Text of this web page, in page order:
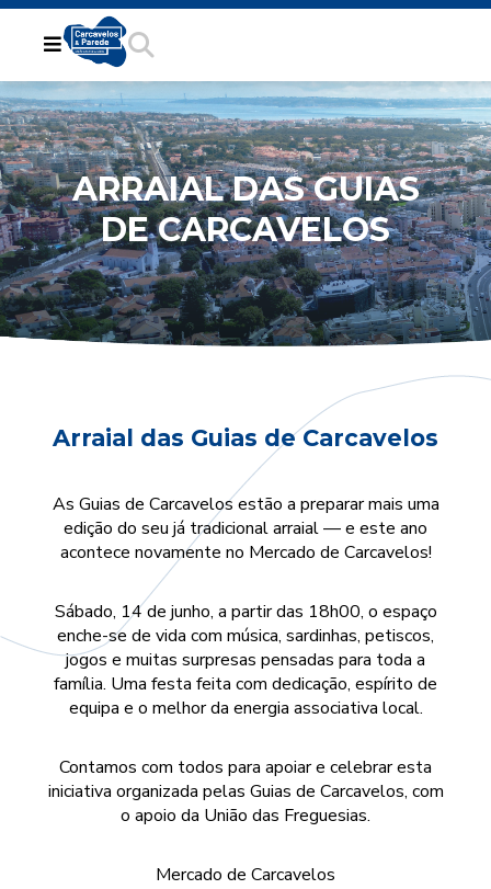
ARRAIAL DAS GUIAS
DE CARCAVELOS
Arraial das Guias de Carcavelos
As Guias de Carcavelos estão a preparar mais uma
edição do seu já tradicional arraial — e este ano
acontece novamente no Mercado de Carcavelos!
Sábado, 14 de junho, a partir das 18h00, o espaço
enche-se de vida com música, sardinhas, petiscos,
jogos e muitas surpresas pensadas para toda a
família. Uma festa feita com dedicação, espírito de
equipa e o melhor da energia associativa local.
Contamos com todos para apoiar e celebrar esta
iniciativa organizada pelas Guias de Carcavelos, com
o apoio da União das Freguesias.
Mercado de Carcavelos